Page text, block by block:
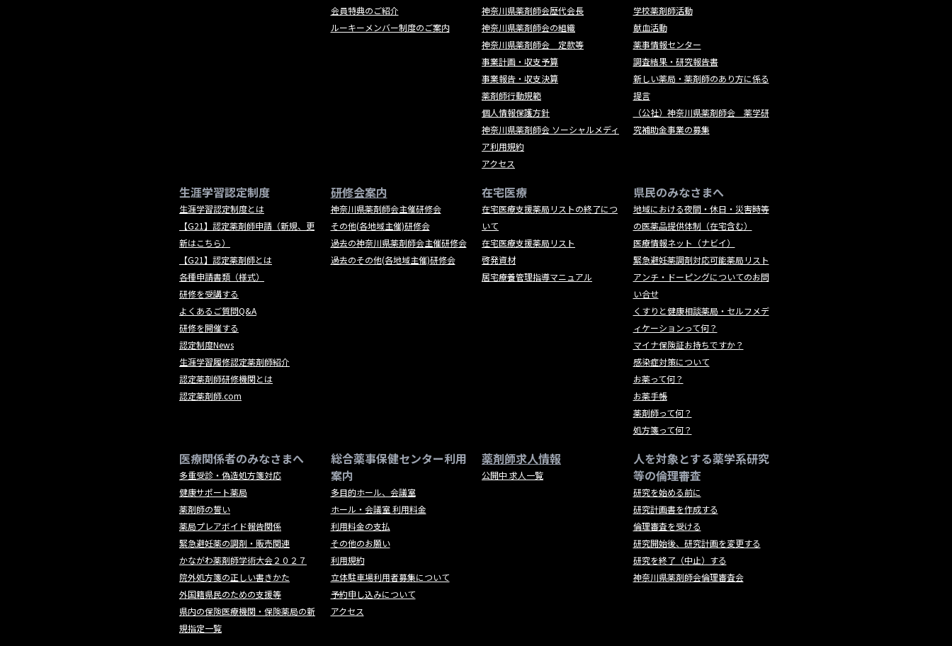
会員特典のご紹介
ルーキーメンバー制度のご案内
神奈川県薬剤師会歴代会長
神奈川県薬剤師会の組織
神奈川県薬剤師会 定款等
事業計画・収支予算
事業報告・収支決算
薬剤師行動規範
個人情報保護方針
神奈川県薬剤師会 ソーシャルメディ
ア利用規約
アクセス
学校薬剤師活動
献血活動
薬事情報センター
調査結果・研究報告書
新しい薬局・薬剤師のあり方に係る
提言
（公社）神奈川県薬剤師会 薬学研
究補助金事業の募集
生涯学習認定制度
生涯学習認定制度とは
【G21】認定薬剤師申請（新規、更
新はこちら）
【G21】認定薬剤師とは
各種申請書類（様式）
研修を受講する
よくあるご質問Q&A
研修を開催する
認定制度News
生涯学習履修認定薬剤師紹介
認定薬剤師研修機関とは
認定薬剤師.com
研修会案内
神奈川県薬剤師会主催研修会
その他(各地域主催)研修会
過去の神奈川県薬剤師会主催研修会
過去のその他(各地域主催)研修会
在宅医療
在宅医療支援薬局リストの終了につ
いて
在宅医療支援薬局リスト
啓発資材
居宅療養管理指導マニュアル
県民のみなさまへ
地域における夜間・休日・災害時等
の医薬品提供体制（在宅含む）
医療情報ネット（ナビイ）
緊急避妊薬調剤対応可能薬局リスト
アンチ・ドーピングについてのお問
い合せ
くすりと健康相談薬局・セルフメデ
ィケーションって何？
マイナ保険証お持ちですか？
感染症対策について
お薬って何？
お薬手帳
薬剤師って何？
処方箋って何？
医療関係者のみなさまへ
多重受診・偽造処方箋対応
健康サポート薬局
薬剤師の誓い
薬局プレアボイド報告関係
緊急避妊薬の調剤・販売関連
かながわ薬剤師学術大会２０２７
院外処方箋の正しい書きかた
外国籍県民のための支援等
県内の保険医療機関・保険薬局の新
規指定一覧
総合薬事保健センター利用
案内
多目的ホール、会議室
ホール・会議室 利用料金
利用料金の支払
その他のお願い
利用規約
立体駐車場利用者募集について
予約申し込みについて
アクセス
薬剤師求人情報
公開中 求人一覧
人を対象とする薬学系研究
等の倫理審査
研究を始める前に
研究計画書を作成する
倫理審査を受ける
研究開始後、研究計画を変更する
研究を終了（中止）する
神奈川県薬剤師会倫理審査会